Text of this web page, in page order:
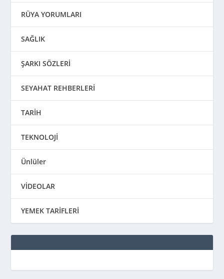
RÜYA YORUMLARI
SAĞLIK
ŞARKI SÖZLERİ
SEYAHAT REHBERLERİ
TARİH
TEKNOLOJİ
Ünlüler
VİDEOLAR
YEMEK TARİFLERİ